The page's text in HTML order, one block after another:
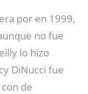
por en 1999,
no fue
lo hizo
DiNucci fue
de